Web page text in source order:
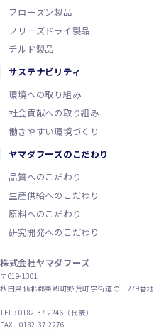
フローズン製品
フリーズドライ製品
チルド製品
サステナビリティ
環境への取り組み
社会貢献への取り組み
働きやすい環境づくり
ヤマダフーズのこだわり
品質へのこだわり
生産供給へのこだわり
原料へのこだわり
研究開発へのこだわり
株式会社ヤマダフーズ
〒019-1301
秋田県仙北郡美郷町野荒町字街道の上279番地
TEL : 0182-37-2246（代表）
FAX : 0182-37-2276